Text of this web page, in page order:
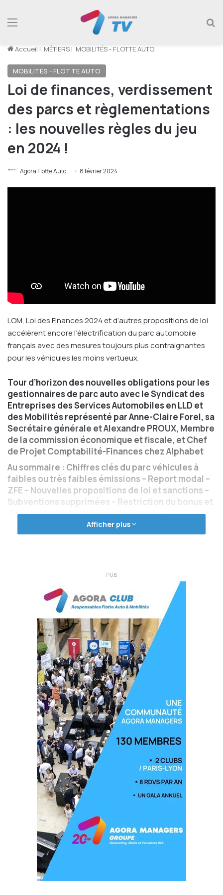
Menu
Accueil | MÉTIERS | MOBILITÉS - FLOTTE AUTO
MOBILITÉS - FLOTTE AUTO
Loi de finances, verdissement
des parcs et règlementations
: les nouvelles règles du jeu
en 2024 !
Agora Flotte Auto 8 février 2024
LOM, Loi des Finances 2024 et d’autres propositions de loi
accélèrent encore l’électrification du parc automobile
français avec des mesures toujours plus contraignantes
pour les véhicules les moins vertueux.
Tour d’horizon des nouvelles obligations pour les
gestionnaires de parc auto avec le Syndicat des
Entreprises des Services Automobiles en LLD et
des Mobilités représenté par Anne-Claire Forel, sa
Secrétaire générale etAlexandre PROUX, Membre
de la commission économique et fiscale, et Chef
de Projet Comptabilité-Finances chez Alphabet
Au sommaire : Chiffres clés du parc véhicules à
faibles ou très faibles émissions – Report modal –
ZFE – Nouvelles propositions de loi et sanctions –
Subventions supprimées – Restriction du bonus et
durcissement du malus écologiques –
Renforcement des taxes annuelles sur les
émissions de CO² et des polluants
Alexandre Carré : Quelles sont les actions du
Syndicat des Entreprises des Services
Automobiles en LLD et des Mobilités (SESAMLLD) ?
Anne-Claire Forel :C’est le syndicat qui représente les
sociétés de location de voitures en longue durée en
France. Cela représente près de 2 millions de véhicules
gérés en LLD et 29 % des immatriculations du parc français.
Donc c’est quand même assez important et cela
représente 1 véhicule sur 3 en LLD aujourd’hui.
Et si on fait un focus uniquement sur le parc entreprises,
c’est 62 % du marché qui est équipé aujourd’hui en location
longue durée. Et le SesamLLD a 35 adhérents aujourd’hui.
Alexandre Carré : Alors on va parler du
verdissement des parcs. Mais j’aimerais d’abord
que l’on fasse un point assez rapide sur la loi LOM.
Anne-Claire Forel :
La loi LOM est la Loi d’Orientation des
Mobilités qui est l’un des premiers verdissement du parc
automobile français. Pour 2024, elle donne l’obligation aux
entreprises qui possèdent un parc de plus de 100 véhicules
et qui le gère directement ou indirectement de renouveler
au minimum de 20 % leur parc avec des véhicules à faibles
Afficher plus
PUB